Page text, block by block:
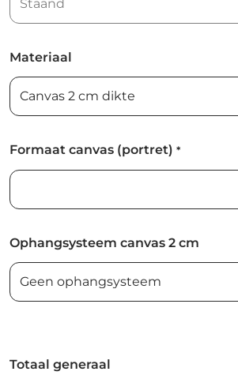
Materiaal
Formaat canvas (portret) *
Ophangsysteem canvas 2 cm
Totaal generaal